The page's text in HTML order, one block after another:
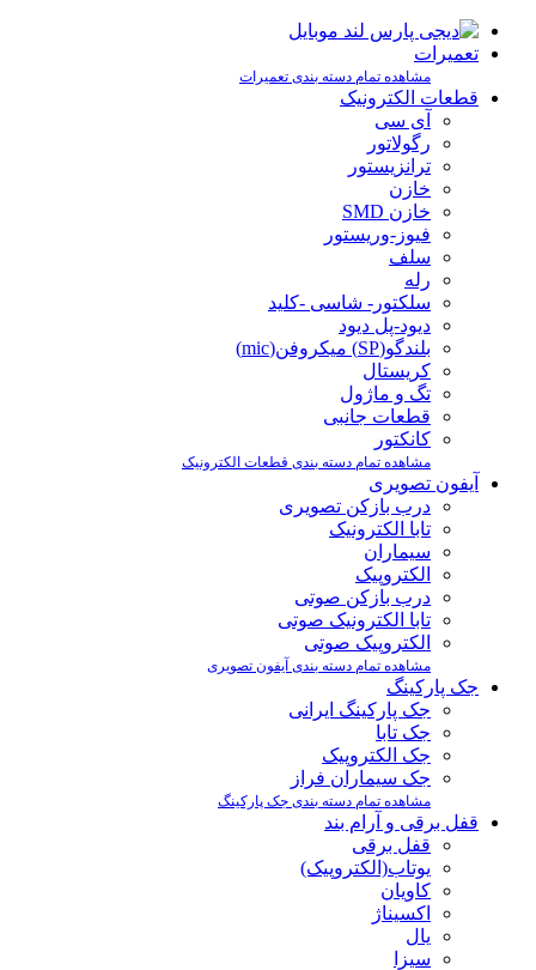
تعمیرات
مشاهده تمام دسته بندی تعمیرات
قطعات الکترونیک
آی سی
رگولاتور
ترانزیستور
خازن
خازن SMD
فیوز-وریستور
سلف
رله
سلکتور- شاسی -کلید
دیود-پل دیود
بلندگو(SP) میکروفن(mic)
کریستال
تگ و ماژول
قطعات جانبی
کانکتور
مشاهده تمام دسته بندی قطعات الکترونیک
آیفون تصویری
درب بازکن تصویری
تابا الکترونیک
سیماران
الکتروپیک
درب بازکن صوتی
تابا الکترونیک صوتی
الکتروپیک صوتی
مشاهده تمام دسته بندی آیفون تصویری
جک پارکینگ
جک پارکینگ ایرانی
جک تابا
جک الکتروپیک
جک سیماران فراز
مشاهده تمام دسته بندی جک پارکینگ
قفل برقی و آرام بند
قفل برقی
یوتاب(الکتروپیک)
کاویان
اکسیناژ
یال
سیزا